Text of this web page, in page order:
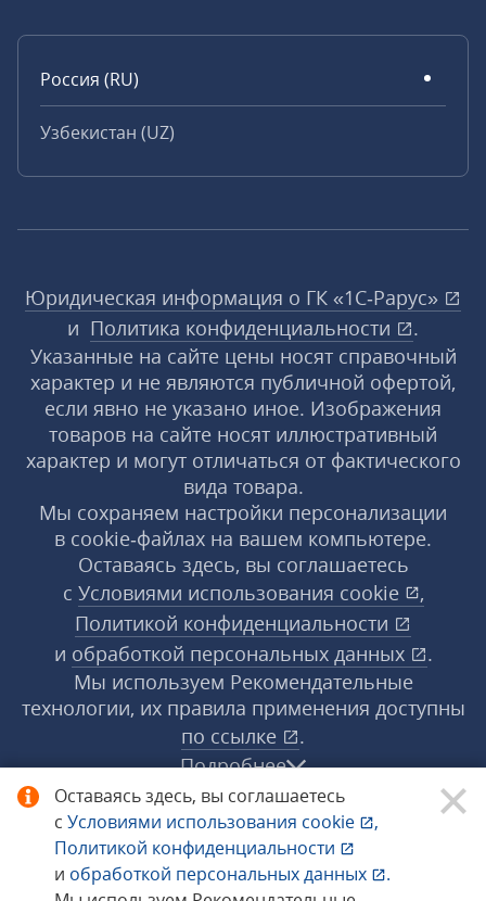
Оставаясь здесь, вы соглашаетесь
с Условиями использования cookie
,
Политикой конфиденциальности
и обработкой персональных данных
.
Россия (RU)
Узбекистан (UZ)
Юридическая информация о ГК «1С‑Рарус»
и Политика конфиденциальности
.
Указанные на сайте цены носят справочный
характер и не являются публичной офертой,
если явно не указано иное. Изображения
товаров на сайте носят иллюстративный
характер и могут отличаться от фактического
вида товара.
Мы сохраняем настройки персонализации
в cookie‑файлах на вашем компьютере.
Оставаясь здесь, вы соглашаетесь
с Условиями использования cookie
,
Политикой конфиденциальности
и обработкой персональных данных
.
Мы используем Рекомендательные
технологии, их правила применения доступны
по ссылке
.
Подробнее
© 1998−2026 «1С‑Рарус» ®. Все права
защищены.